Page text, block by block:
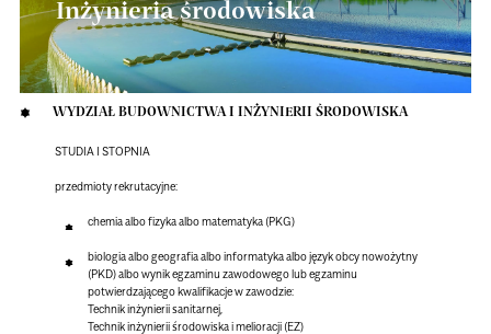
Inżynieria środowiska
WYDZIAŁ BUDOWNICTWA I INŻYNIERII ŚRODOWISKA
STUDIA I STOPNIA
przedmioty rekrutacyjne:
chemia albo fizyka albo matematyka (PKG)
biologia albo geografia albo informatyka albo język obcy nowożytny
(PKD) albo wynik egzaminu zawodowego lub egzaminu
potwierdzającego kwalifikacje w zawodzie:
Technik inżynierii sanitarnej,
Technik inżynierii środowiska i melioracji (EZ)